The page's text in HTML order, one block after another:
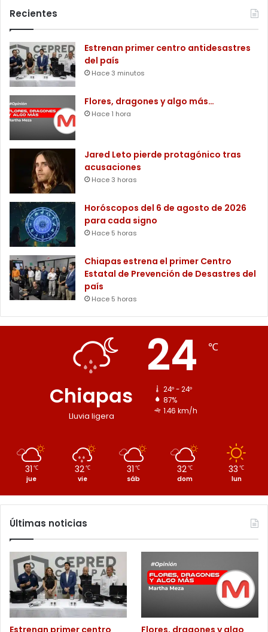
Recientes
Estrenan primer centro antidesastres
del país
Hace 3 minutos
Flores, dragones y algo más…
Hace 1 hora
Jared Leto pierde protagónico tras
acusaciones
Hace 3 horas
Horóscopos del 6 de agosto de 2026
para cada signo
Hace 5 horas
Chiapas estrena el primer Centro
Estatal de Prevención de Desastres del
país
Hace 5 horas
Chiapas
Lluvia ligera
24 ℃
24º - 24º
87%
1.46 km/h
31 ℃
jue
32 ℃
vie
31 ℃
sáb
32℃
dom
33 ℃
lun
Últimas noticias